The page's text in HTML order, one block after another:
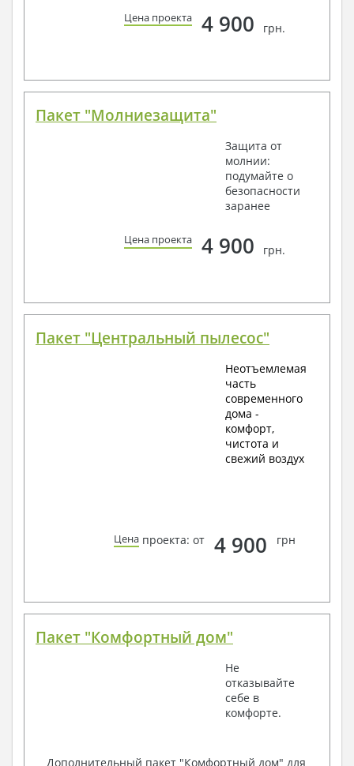
Цена проекта 4 900 грн.
Пакет "Молниезащита"
Защита от
молнии:
подумайте о
безопасности
заранее
Цена проекта 4 900 грн.
Пакет "Центральный пылесос"
Неотъемлемая
часть
современного
дома -
комфорт,
чистота и
свежий воздух
Цена проекта: от 4 900 грн
Пакет "Комфортный дом"
Не
отказывайте
себе в
комфорте.
Дополнительный пакет "Комфортный дом" для